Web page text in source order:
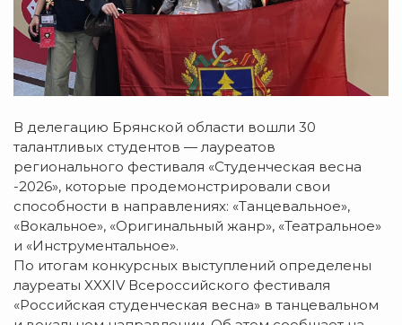
В делегацию Брянской области вошли 30
талантливых студентов — лауреатов
регионального фестиваля «Студенческая весна
-2026», которые продемонстрировали свои
способности в направлениях: «Танцевальное»,
«Вокальное», «Оригинальный жанр», «Театральное»
и «Инструментальное».
По итогам конкурсных выступлений определены
лауреаты XXXIV Всероссийского фестиваля
«Российская студенческая весна» в танцевальном